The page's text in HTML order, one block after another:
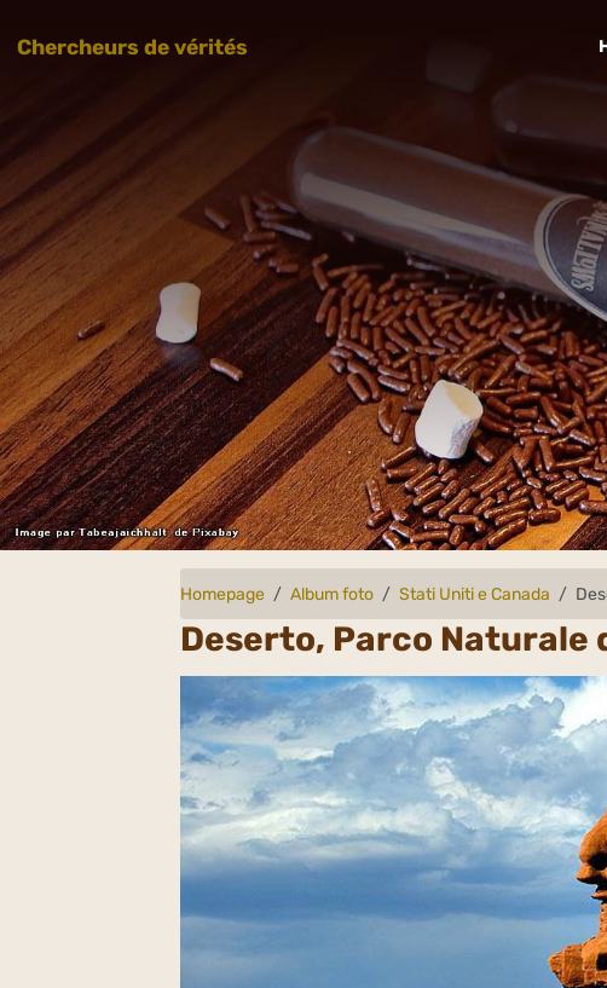
Chercheurs de vérités
Homepage Album foto Stati Uniti e Canada
Deserto, Parco Naturale